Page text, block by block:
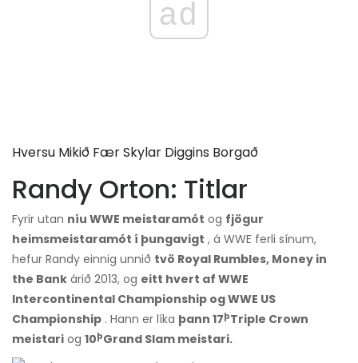
ad
Hversu Mikið Fær Skylar Diggins Borgað
Randy Orton: Titlar
Fyrir utan níu WWE meistaramót og fjögur
heimsmeistaramót í þungavigt , á WWE ferli sínum,
hefur Randy einnig unnið tvö Royal Rumbles, Money in
the Bank árið 2013, og eitt hvert af WWE
Intercontinental Championship og WWE US
Championship . Hann er líka þann 17þTriple Crown
meistari og 10þGrand Slam meistari.